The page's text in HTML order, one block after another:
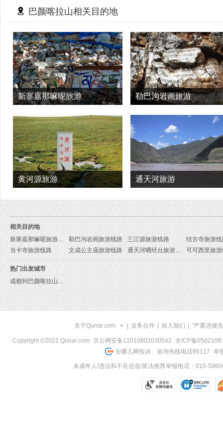
巴颜喀拉山相关目的地
新寨嘉那嘛呢旅游 勒巴沟岩画旅游
黄河源旅游 通天河旅游
相关目的地
新寨嘉那嘛呢旅游线路
勒巴沟岩画旅游线路 三江源旅游线路
结古寺旅游
当卡寺旅游线路
文成公主庙旅游线路 通天河晒经台旅游线路 可可西里旅
热门出发城市
成都到巴颜喀拉山旅游报价
关于Qunar.com 业务合作 加入我们 "严重违规
Copyright ©2021 Qunar.com 京公网安备11010802030542
京ICP备
去哪儿网投诉、咨询热线电话95117 举
未成年人/违法和不良信息/算法推荐举报电话：010-